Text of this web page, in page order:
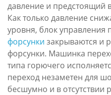
давление и предстоящий
Как только давление
уровня, блок управления
форсунки закрываются и
форсунки. Машинка
типа горючего
переход незаметен для
бесшумно и в отсутствии